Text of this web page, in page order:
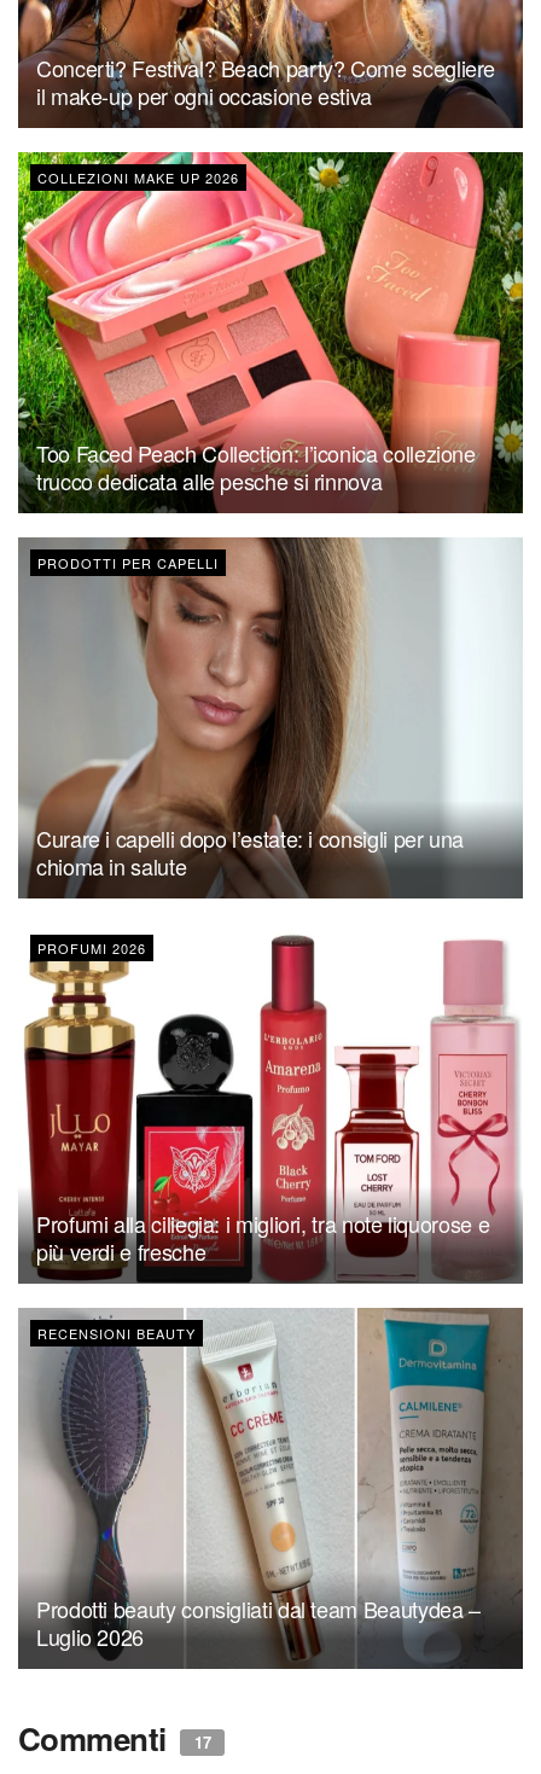
Concerti? Festival? Beach party? Come scegliere
il make-up per ogni occasione estiva
COLLEZIONI MAKE UP 2026
Too Faced Peach Collection: l’iconica collezione
trucco dedicata alle pesche si rinnova
PRODOTTI PER CAPELLI
Curare i capelli dopo l’estate: i consigli per una
chioma in salute
PROFUMI 2026
Profumi alla ciliegia: i migliori, tra note liquorose e
più verdi e fresche
RECENSIONI BEAUTY
Prodotti beauty consigliati dal team Beautydea –
Luglio 2026
Commenti 17